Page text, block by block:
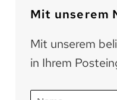
Mit unserem
Mit unserem
in Ihrem